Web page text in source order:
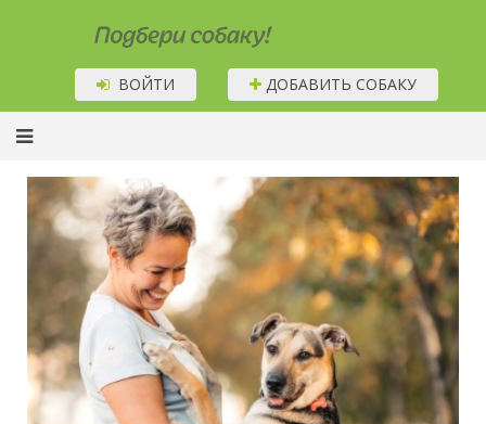
Подбери собаку!
ВОЙТИ ДОБАВИТЬ СОБАКУ